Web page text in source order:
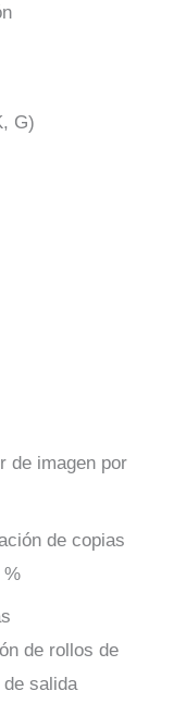
G)
de imagen por
de copias
%
de rollos de
salida